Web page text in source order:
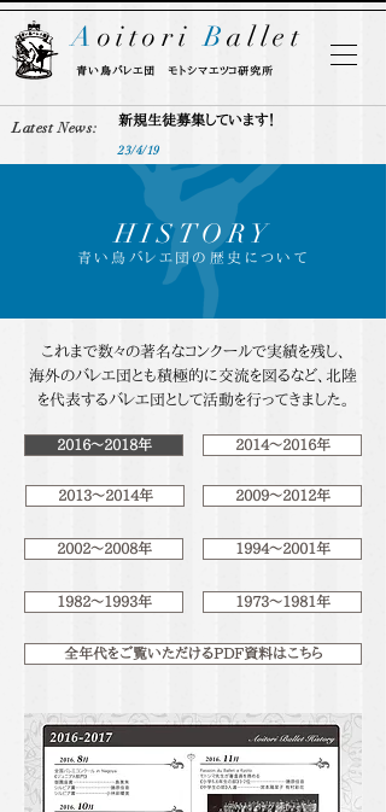
​青い鳥バレエ団 モトシマエツコ研究所
A oitoriBallet
Latest News​: 新規生徒募集しています！
23/4/19
HISTORY
​青い鳥バレエ団の歴史について
これまで数々の著名なコンクールで実績を残し、
​海外のバレエ団とも積極的に交流を図るなど、北陸
を代表するバレエ団として活動を行ってきました。
2016～2018年
2013～2014年
2002～2008年
1982～1993年
2014～2016年
2009～2012年
1994～2001年
1973～1981年
全年代をご覧いただけるPDF資料はこちら